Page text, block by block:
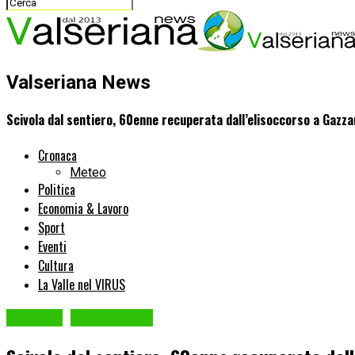
Valseriana News
Scivola dal sentiero, 60enne recuperata dall’elisoccorso a
Cronaca
Meteo
Politica
Economia & Lavoro
Sport
Eventi
Cultura
La Valle nel VIRUS